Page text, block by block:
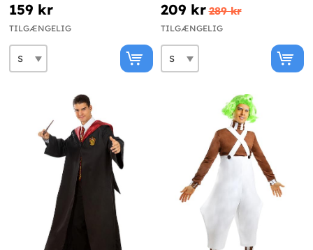
159 kr
TILGÆNGELIG
209 kr 289 kr
TILGÆNGELIG